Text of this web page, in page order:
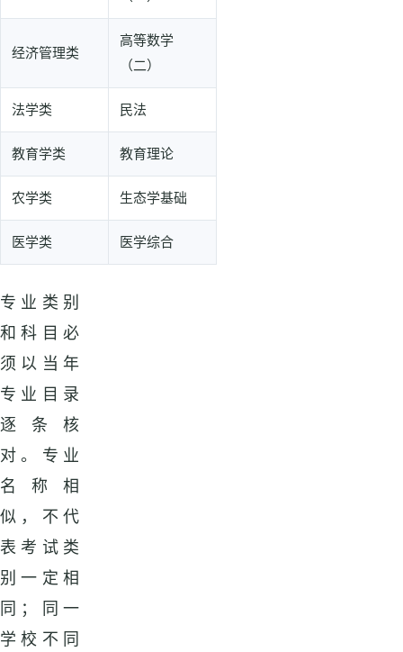
经济管理类
高等数学
（二）
法学类 民法
教育学类 教育理论
农学类 生态学基础
医学类 医学综合
专业类别
和科目必
须以当年
专业目录
逐条核
对。专业
名称相
似，不代
表考试类
别一定相
同；同一
学校不同